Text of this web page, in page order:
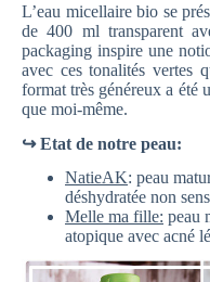
L’eau micellaire bio se
de 400 ml transparent
packaging inspire une
avec ces tonalités vertes
format très généreux a été
que moi-même.
↪ Etat de notre peau:
NatieAK: peau
déshydratée non
Melle ma fille: peau
atopique avec acné